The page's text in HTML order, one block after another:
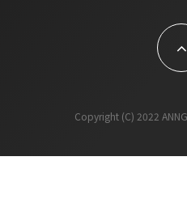
Copyright (C) 2022